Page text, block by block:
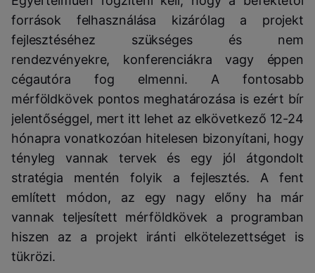
források felhasználása kizárólag a projekt
fejlesztéséhez szükséges és nem
rendezvényekre, konferenciákra vagy éppen
cégautóra fog elmenni. A fontosabb
mérföldkövek pontos meghatározása is ezért bír
jelentőséggel, mert itt lehet az elkövetkező 12-24
hónapra vonatkozóan hitelesen bizonyítani, hogy
tényleg vannak tervek és egy jól átgondolt
stratégia mentén folyik a fejlesztés. A fent
említett módon, az egy nagy előny ha már
vannak teljesített mérföldkövek a programban
hiszen az a projekt iránti elkötelezettséget is
tükrözi.